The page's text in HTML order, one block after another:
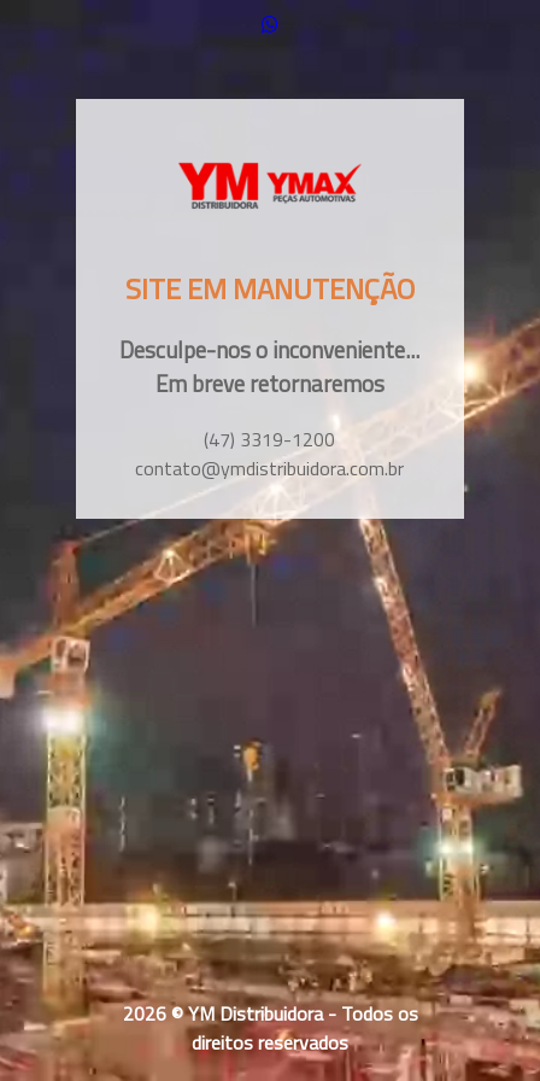
SITE EM MANUTENÇÃO
Desculpe-nos o inconveniente...
Em breve retornaremos
(47) 3319-1200
contato@ymdistribuidora.com.br
2026 © YM Distribuidora - Todos os
direitos reservados